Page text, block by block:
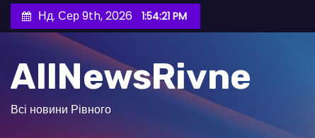
е
Нд. Сер 9th, 2026 1:54:23 PM
AllNewsRivne
Всі новини Рівного